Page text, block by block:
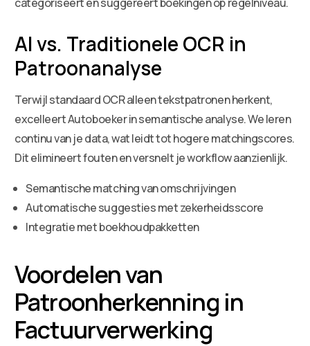
AI vs. Traditionele OCR in
Patroonanalyse
Terwijl standaard OCR alleen tekstpatronen herkent,
excelleert Autoboeker in semantische analyse. We leren
continu van je data, wat leidt tot hogere matchingscores.
Dit elimineert fouten en versnelt je workflow aanzienlijk.
Semantische matching van omschrijvingen
Automatische suggesties met zekerheidsscore
Integratie met boekhoudpakketten
Voordelen van
Patroonherkenning in
Factuurverwerking